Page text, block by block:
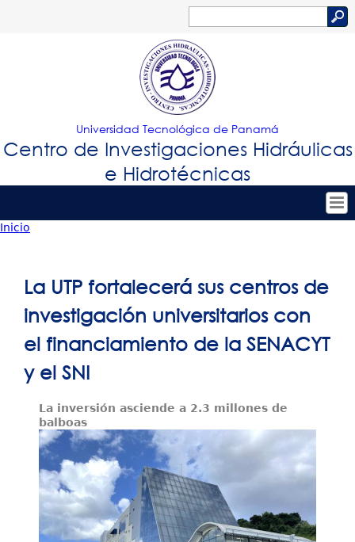
Jump to navigation
de
búsqueda
Universidad Tecnológica de Panamá
Centro de Investigaciones Hidráulicas
e Hidrotécnicas
Tropical
Principal
Personal
Proyectos de Investigación
Publicaciones
Extensión
Laboratorios
Servicios
Contáctenos
está
aquí
Inicio
La UTP fortalecerá sus centros de
investigación universitarios con
el financiamiento de la SENACYT
y el SNI
La inversión asciende a 2.3 millones de
balboas